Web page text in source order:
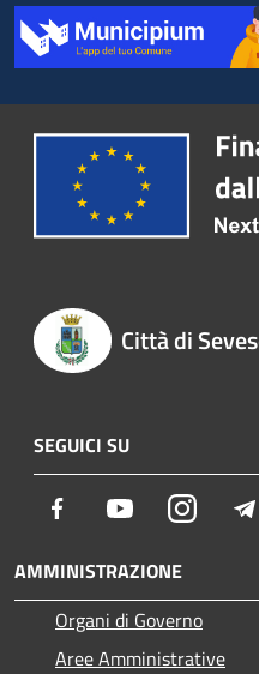
Città di
SEGUICI SU
Facebook Youtube
AMMINISTRAZIONE
Organi di Governo
Aree Amministrative